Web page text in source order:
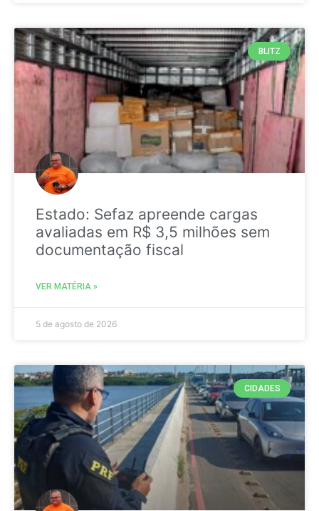
BLITZ
Estado: Sefaz apreende cargas
avaliadas em R$ 3,5 milhões sem
documentação fiscal
VER MATÉRIA »
5 de agosto de 2026
CIDADES